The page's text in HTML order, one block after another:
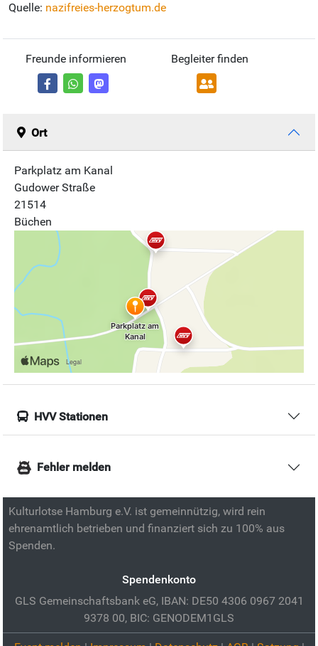
Quelle: nazifreies-herzogtum.de
Freunde informieren Begleiter finden
Ort
Parkplatz am Kanal
Gudower Straße
21514
Büchen
HVV Stationen
Fehler melden
Kulturlotse Hamburg e.V. ist gemeinnützig, wird rein
ehrenamtlich betrieben und finanziert sich zu 100% aus
Spenden.
Spendenkonto
GLS Gemeinschaftsbank eG, IBAN: DE50 4306 0967 2041
9378 00, BIC: GENODEM1GLS